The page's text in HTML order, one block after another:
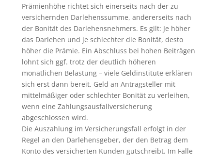
Prämienhöhe richtet sich einerseits nach der zu
versichernden Darlehenssumme, andererseits nach
der Bonität des Darlehensnehmers. Es gilt: Je höher
das Darlehen und je schlechter die Bonität, desto
höher die Prämie. Ein Abschluss bei hohen Beiträgen
lohnt sich ggf. trotz der deutlich höheren
monatlichen Belastung – viele Geldinstitute erklären
sich erst dann bereit, Geld an Antragsteller mit
mittelmäßiger oder schlechter Bonität zu verleihen,
wenn eine Zahlungsausfallversicherung
abgeschlossen wird.
Die Auszahlung im Versicherungsfall erfolgt in der
Regel an den Darlehensgeber, der den Betrag dem
Konto des versicherten Kunden gutschreibt. Im Falle